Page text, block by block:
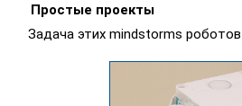
Простые проекты
Задача этих mindstorms